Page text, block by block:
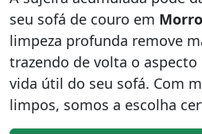
seu sofá de couro em
limpeza profunda remove
trazendo de volta o
vida útil do seu sofá. Com
limpos, somos a escolha